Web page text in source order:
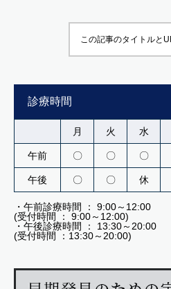
この記事のタイトルと
診療時間
月 火 水
午前 〇 〇 〇
午後 〇 〇 休
・午前診療時間 ： 9:00～12:00
(受付時間 ： 9:00～12:00)
・午後診療時間 ： 13:30～20:00
(受付時間 ：13:30～20:00)